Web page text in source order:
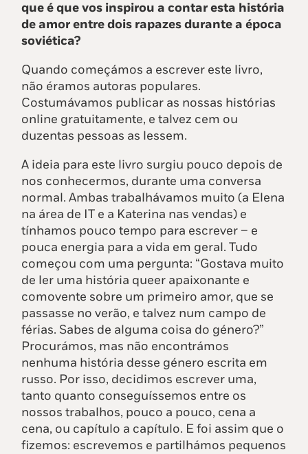
que é que vos inspirou a contar esta história
de amor entre dois rapazes durante a época
soviética?
Quando começámos a escrever este livro,
não éramos autoras populares.
Costumávamos publicar as nossas histórias
online gratuitamente, e talvez cem ou
duzentas pessoas as lessem.
A ideia para este livro surgiu pouco depois de
nos conhecermos, durante uma conversa
normal. Ambas trabalhávamos muito (a Elena
na área de IT e a Katerina nas vendas) e
tínhamos pouco tempo para escrever – e
pouca energia para a vida em geral. Tudo
começou com uma pergunta: “Gostava muito
de ler uma história queer apaixonante e
comovente sobre um primeiro amor, que se
passasse no verão, e talvez num campo de
férias. Sabes de alguma coisa do género?”
Procurámos, mas não encontrámos
nenhuma história desse género escrita em
russo. Por isso, decidimos escrever uma,
tanto quanto conseguíssemos entre os
nossos trabalhos, pouco a pouco, cena a
cena, ou capítulo a capítulo. E foi assim que o
fizemos: escrevemos e partilhámos pequenos